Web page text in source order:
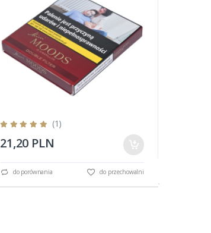
(1)
21,20 PLN
do porównania do przechowalni